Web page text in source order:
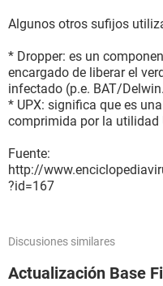
Algunos otros sufijos
* Dropper: es un
encargado de liberar el
infectado (p.e. BAT/
* UPX: significa que es
comprimida por la utilidad
Fuente:
http://
?id=167
Discusiones similares
Actualización Base